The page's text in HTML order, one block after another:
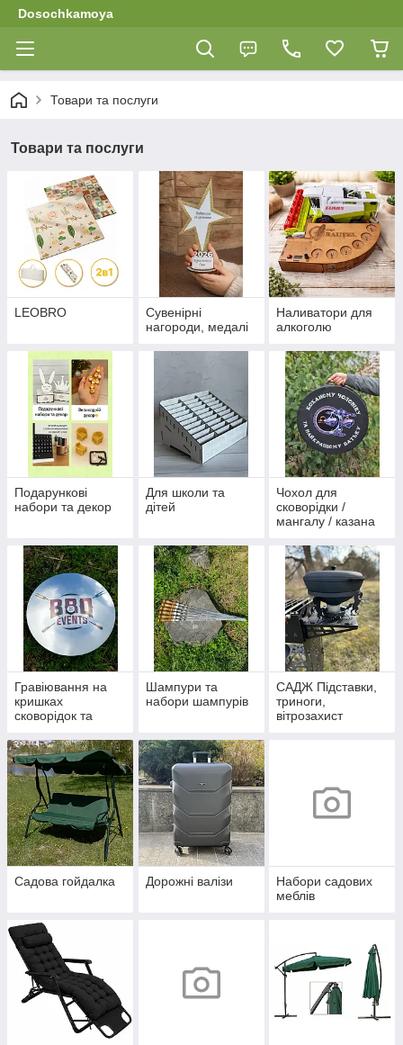
Dosochkamoya
Товари та послуги
Товари та послуги
LEOBRO
Сувенірні
нагороди, медалі
Наливатори для
алкоголю
Подарункові
набори та декор
Для школи та
дітей
Чохол для
сковорідки /
мангалу / казана
Гравіювання на
кришках
сковорідок та
Шампури та
набори шампурів
САДЖ Підставки,
триноги,
вітрозахист
Садова гойдалка Дорожні валізи
Набори садових
меблів